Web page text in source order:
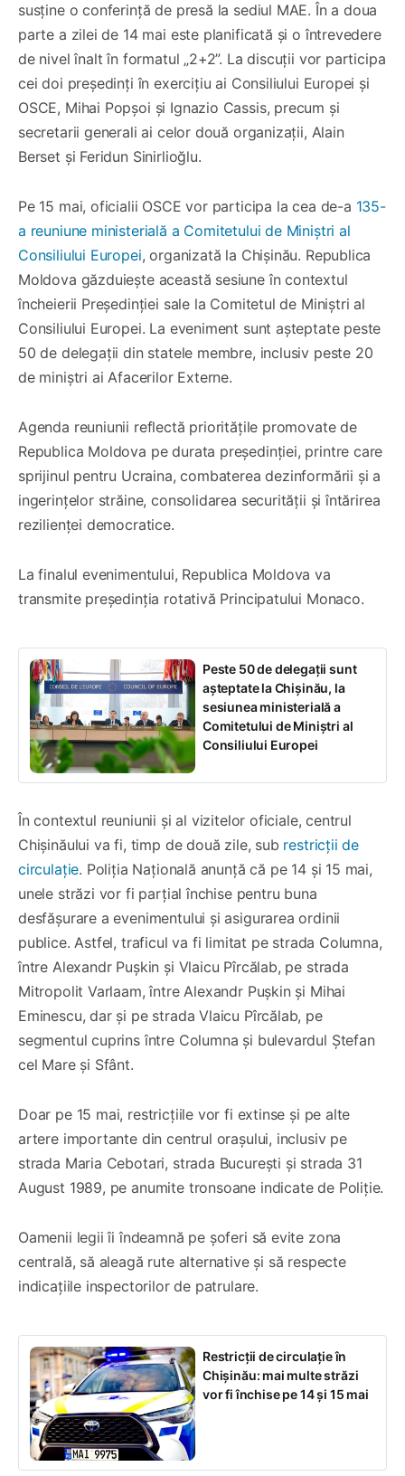
susține o conferință de presă la sediul MAE. În a doua
parte a zilei de 14 mai este planificată și o întrevedere
de nivel înalt în formatul „2+2”. La discuții vor participa
cei doi președinți în exercițiu ai Consiliului Europei și
OSCE, Mihai Popșoi și Ignazio Cassis, precum și
secretarii generali ai celor două organizații, Alain
Berset și Feridun Sinirlioğlu.
Pe 15 mai, oficialii OSCE vor participa la cea de-a 135-
a reuniune ministerială a Comitetului de Miniștri al
Consiliului Europei, organizată la Chișinău. Republica
Moldova găzduiește această sesiune în contextul
încheierii Președinției sale la Comitetul de Miniștri al
Consiliului Europei. La eveniment sunt așteptate peste
50 de delegații din statele membre, inclusiv peste 20
de miniștri ai Afacerilor Externe.
Agenda reuniunii reflectă prioritățile promovate de
Republica Moldova pe durata președinției, printre care
sprijinul pentru Ucraina, combaterea dezinformării și a
ingerințelor străine, consolidarea securității și întărirea
rezilienței democratice.
La finalul evenimentului, Republica Moldova va
transmite președinția rotativă Principatului Monaco.
Peste 50 de delegații sunt
așteptate la Chișinău, la
sesiunea ministerială a
Comitetului de Miniștri al
Consiliului Europei
În contextul reuniunii și al vizitelor oficiale, centrul
Chișinăului va fi, timp de două zile, sub restricții de
circulație. Poliția Națională anunță că pe 14 și 15 mai,
unele străzi vor fi parțial închise pentru buna
desfășurare a evenimentului și asigurarea ordinii
publice. Astfel, traficul va fi limitat pe strada Columna,
între Alexandr Pușkin și Vlaicu Pîrcălab, pe strada
Mitropolit Varlaam, între Alexandr Pușkin și Mihai
Eminescu, dar și pe strada Vlaicu Pîrcălab, pe
segmentul cuprins între Columna și bulevardul Ștefan
cel Mare și Sfânt.
Doar pe 15 mai, restricțiile vor fi extinse și pe alte
artere importante din centrul orașului, inclusiv pe
strada Maria Cebotari, strada București și strada 31
August 1989, pe anumite tronsoane indicate de Poliție.
Oamenii legii îi îndeamnă pe șoferi să evite zona
centrală, să aleagă rute alternative și să respecte
indicațiile inspectorilor de patrulare.
Restricții de circulație în
Chișinău: mai multe străzi
vor fi închise pe 14 și 15 mai